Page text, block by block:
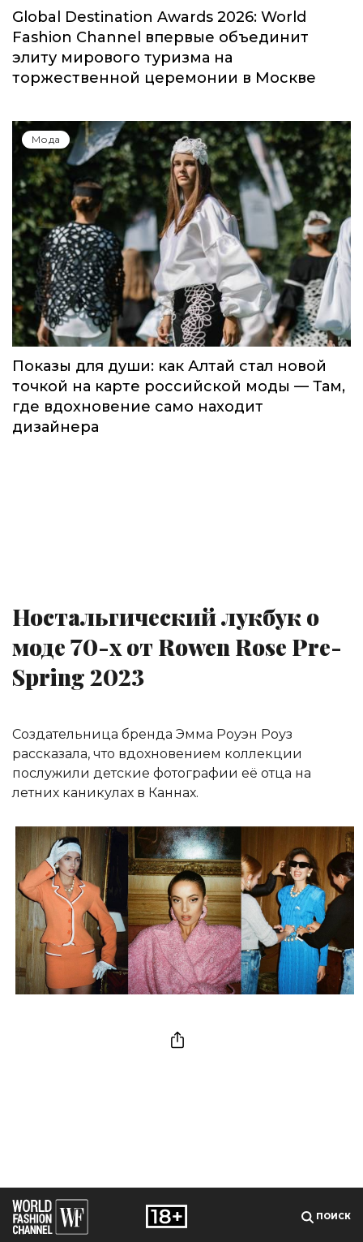
Global Destination Awards 2026: World
Fashion Channel впервые объединит
элиту мирового туризма на
торжественной церемонии в Москве
Мода
Показы для души: как Алтай стал новой
точкой на карте российской моды — Там,
где вдохновение само находит
дизайнера
Ностальгический лукбук о
моде 70-х от Rowen Rose Pre-
Spring 2023
Создательница бренда Эмма Роуэн Роуз
рассказала, что вдохновением коллекции
послужили детские фотографии её отца на
летних каникулах в Каннах.
ПОИСК